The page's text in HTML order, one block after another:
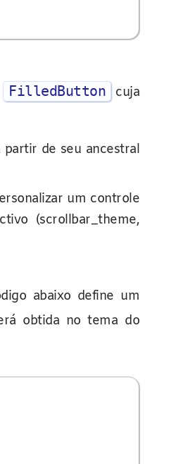
FilledButton
cuja
partir de seu ancestral
um controle
(scrollbar_theme,
abaixo define um
obtida no tema do